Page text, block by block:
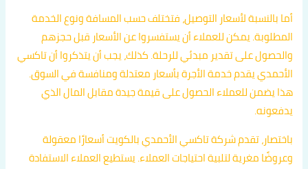
أما بالنسبة لأسعار التوصيل، فتختلف حسب المسافة ونوع الخدمة
المطلوبة. يمكن للعملاء أن يستفسروا عن الأسعار قبل حجزهم
والحصول على تقدير مبدئي للرحلة. كذلك، يجب أن يتذكروا أن تاكسي
الأحمدي يقدم خدمة الأجرة بأسعار معتدلة ومنافسة في السوق.
هذا يضمن للعملاء الحصول على قيمة جيدة مقابل المال الذي
يدفعونه.
باختصار، تقدم شركة تاكسي الأحمدي بالكويت أسعارًا معقولة
وعروضًا مغرية لتلبية احتياجات العملاء. يستطيع العملاء الاستفادة